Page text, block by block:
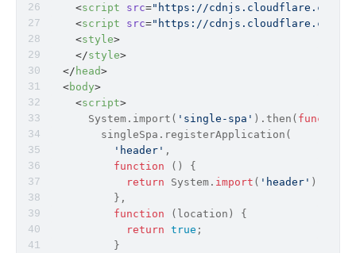
<script src="https://cdnjs.cloudflare.com/
<script src="https://cdnjs.cloudflare.com/
<style>
</style>
</ head>
<body>
<script>
      System.import(
'single-spa' ).then( function
        singleSpa.registerApplication(
'header' ,
function ( ) {
return System. import ( 'header' );
          },
function ( location ) {
return true ;
          }